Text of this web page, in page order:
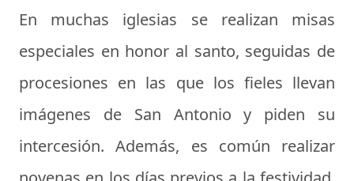
En muchas iglesias se realizan misas
especiales en honor al santo, seguidas de
procesiones en las que los fieles llevan
imágenes de San Antonio y piden su
intercesión. Además, es común realizar